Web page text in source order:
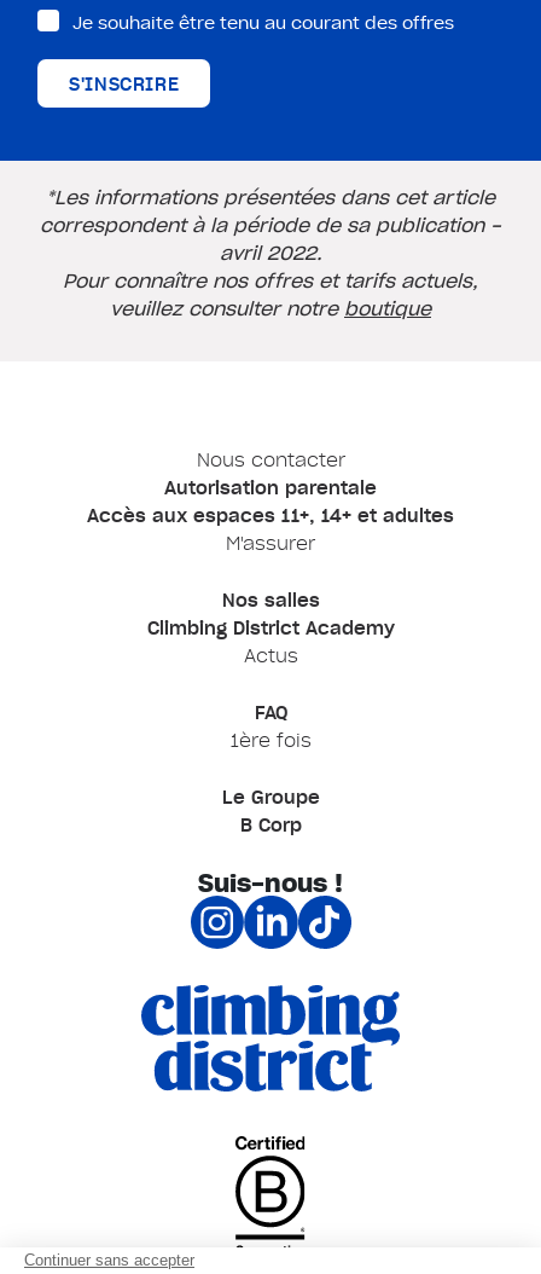
Je souhaite être tenu au courant des offres
S'INSCRIRE
*Les informations présentées dans cet article
correspondent à la période de sa publication -
avril 2022.
Pour connaître nos offres et tarifs actuels,
veuillez consulter notre boutique
Nous contacter
Autorisation parentale
Accès aux espaces 11+, 14+ et adultes
M'assurer
Nos salles
Climbing District Academy
Actus
FAQ
1ère fois
Le Groupe
B Corp
Suis-nous !